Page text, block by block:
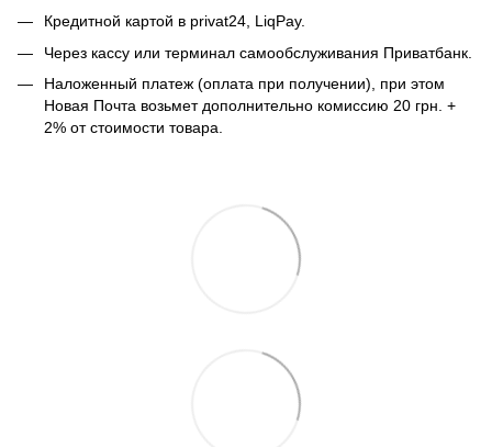
Кредитной картой в privat24, LiqPay.
Через кассу или терминал самообслуживания Приватбанк.
Наложенный платеж (оплата при получении), при этом
Новая Почта возьмет дополнительно комиссию 20 грн. +
2% от стоимости товара.